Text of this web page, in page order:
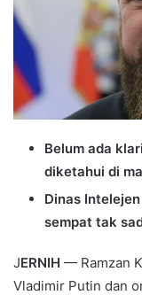
Belum ada
diketahui di
Dinas
sempat tak
JERNIH — Ramzan
Vladimir Putin dan